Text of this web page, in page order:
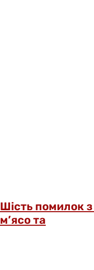
Шість помилок
м’ясо та